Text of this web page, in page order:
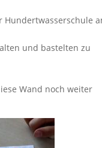
Hundertwasserschule
und bastelten zu
Wand noch weiter